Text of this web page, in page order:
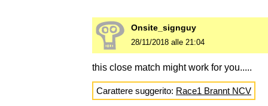
Onsite_signguy
28/11/2018 alle 21:04
this close match might work for you.....
Carattere suggerito: Race1 Brannt NCV